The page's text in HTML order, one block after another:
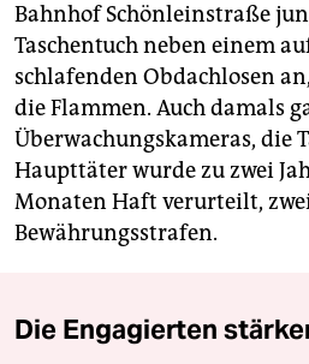
Bahnhof Schönleinstraße
Taschentuch neben einem
schlafenden Obdachlosen
die Flammen. Auch damals
Überwachungskameras, die
Haupttäter wurde zu zwei
Monaten Haft verurteilt,
Bewährungsstrafen.
Die Engagierten